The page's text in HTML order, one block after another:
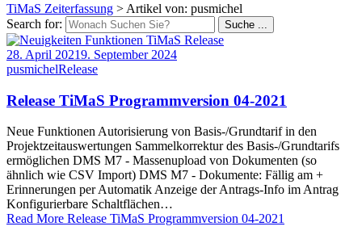
TiMaS Zeiterfassung > Artikel von: pusmichel
Search for:
Suche ...
28. April 20219. September 2024
pusmichelRelease
Release TiMaS Programmversion 04-2021
Neue Funktionen Autorisierung von Basis-/Grundtarif in den
Projektzeitauswertungen Sammelkorrektur des Basis-/Grundtarifs
ermöglichen DMS M7 - Massenupload von Dokumenten (so
ähnlich wie CSV Import) DMS M7 - Dokumente: Fällig am +
Erinnerungen per Automatik Anzeige der Antrags-Info im Antrag
Konfigurierbare Schaltflächen…
Read More Release TiMaS Programmversion 04-2021